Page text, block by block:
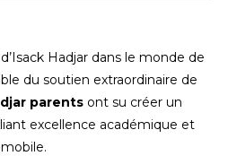
Hadjar dans le monde de
du soutien extraordinaire de
parents ont su créer un
excellence académique et